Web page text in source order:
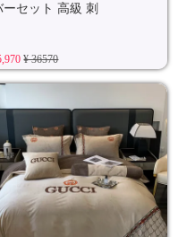
ーセット 高級 刺
¥ 36570